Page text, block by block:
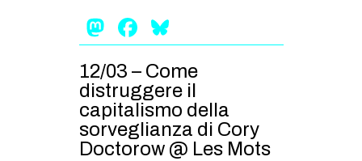
PRECARIATO
REPRESSIONE
STUDENTI
CULTURE
ARTE
Mastodon
Facebook
12/03 – Come
distruggere il
capitalismo della
sorveglianza di Cory
Doctorow @ Les Mots